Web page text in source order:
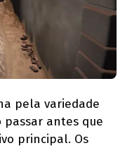
pela variedade
passar antes que
principal. Os